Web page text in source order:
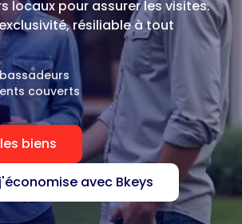
locaux pour assurer les visites.
résiliable à tout
couverts
biens
avec Bkeys